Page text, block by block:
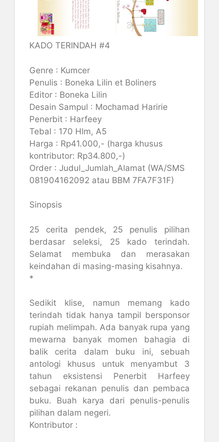
KADO TERINDAH #4
Genre : Kumcer
Penulis : Boneka Lilin et Boliners
Editor : Boneka Lilin
Desain Sampul : Mochamad Haririe
Penerbit : Harfeey
Tebal : 170 Hlm, A5
Harga : Rp41.000,- (harga khusus
kontributor: Rp34.800,-)
Order : Judul_Jumlah_Alamat (WA/SMS
081904162092 atau BBM 7FA7F31F)
Sinopsis
25 cerita pendek, 25 penulis pilihan
berdasar seleksi, 25 kado terindah.
Selamat membuka dan merasakan
keindahan di masing-masing kisahnya.
*
Sedikit klise, namun memang kado
terindah tidak hanya tampil bersponsor
rupiah melimpah. Ada banyak rupa yang
mewarna banyak momen bahagia di
balik cerita dalam buku ini, sebuah
antologi khusus untuk menyambut 3
tahun eksistensi Penerbit Harfeey
sebagai rekanan penulis dan pembaca
buku. Buah karya dari penulis-penulis
pilihan dalam negeri.
Kontributor :